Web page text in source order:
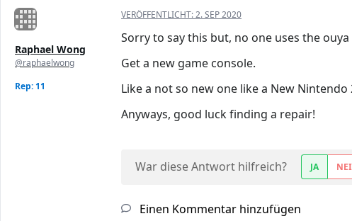
Raphael Wong
@raphaelwong
Rep: 11
VERÖFFENTLICHT:2. SEP 2020
Sorry to say this but, no one uses the
Get a new game console.
Like a not so new one like a New Nintendo
Anyways, good luck finding a repair!
War diese Antwort hilfreich? JA
Einen Kommentar hinzufügen